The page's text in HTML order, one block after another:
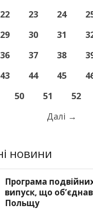
22 23 24
29 30 31
36 37 38
43 44 45
50 51 52
Далі →
новини
Програма
випуск, що
Польщу